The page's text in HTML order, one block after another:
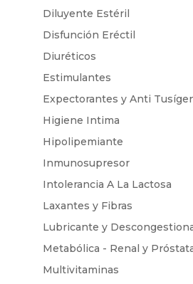
Diluyente Estéril
Disfunción Eréctil
Diuréticos
Estimulantes
Expectorantes y Anti
Higiene Intima
Hipolipemiante
Inmunosupresor
Intolerancia A La Lactosa
Laxantes y Fibras
Lubricante y
Metabólica - Renal y
Multivitaminas